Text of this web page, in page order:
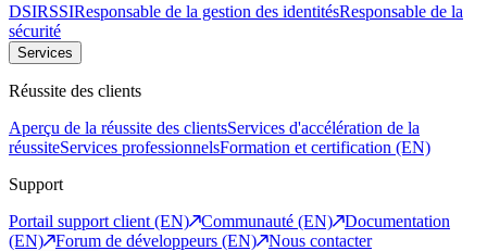
DSIRSSIResponsable de la gestion des identitésResponsable de la
sécurité
Services
Réussite des clients
Aperçu de la réussite des clientsServices d'accélération de la
réussiteServices professionnelsFormation et certification (EN)
Support
Portail support client (EN)
Communauté (EN)
Documentation
(EN)
Forum de développeurs (EN) Nous contacter